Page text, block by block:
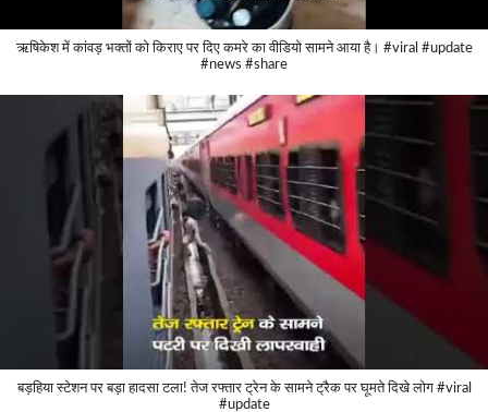
ऋषिकेश में कांवड़ भक्तों को किराए पर दिए कमरे का वीडियो सामने आया है। #viral #update
#news #share
बड़हिया स्टेशन पर बड़ा हादसा टला! तेज रफ्तार ट्रेन के सामने ट्रैक पर घूमते दिखे लोग #viral
#update